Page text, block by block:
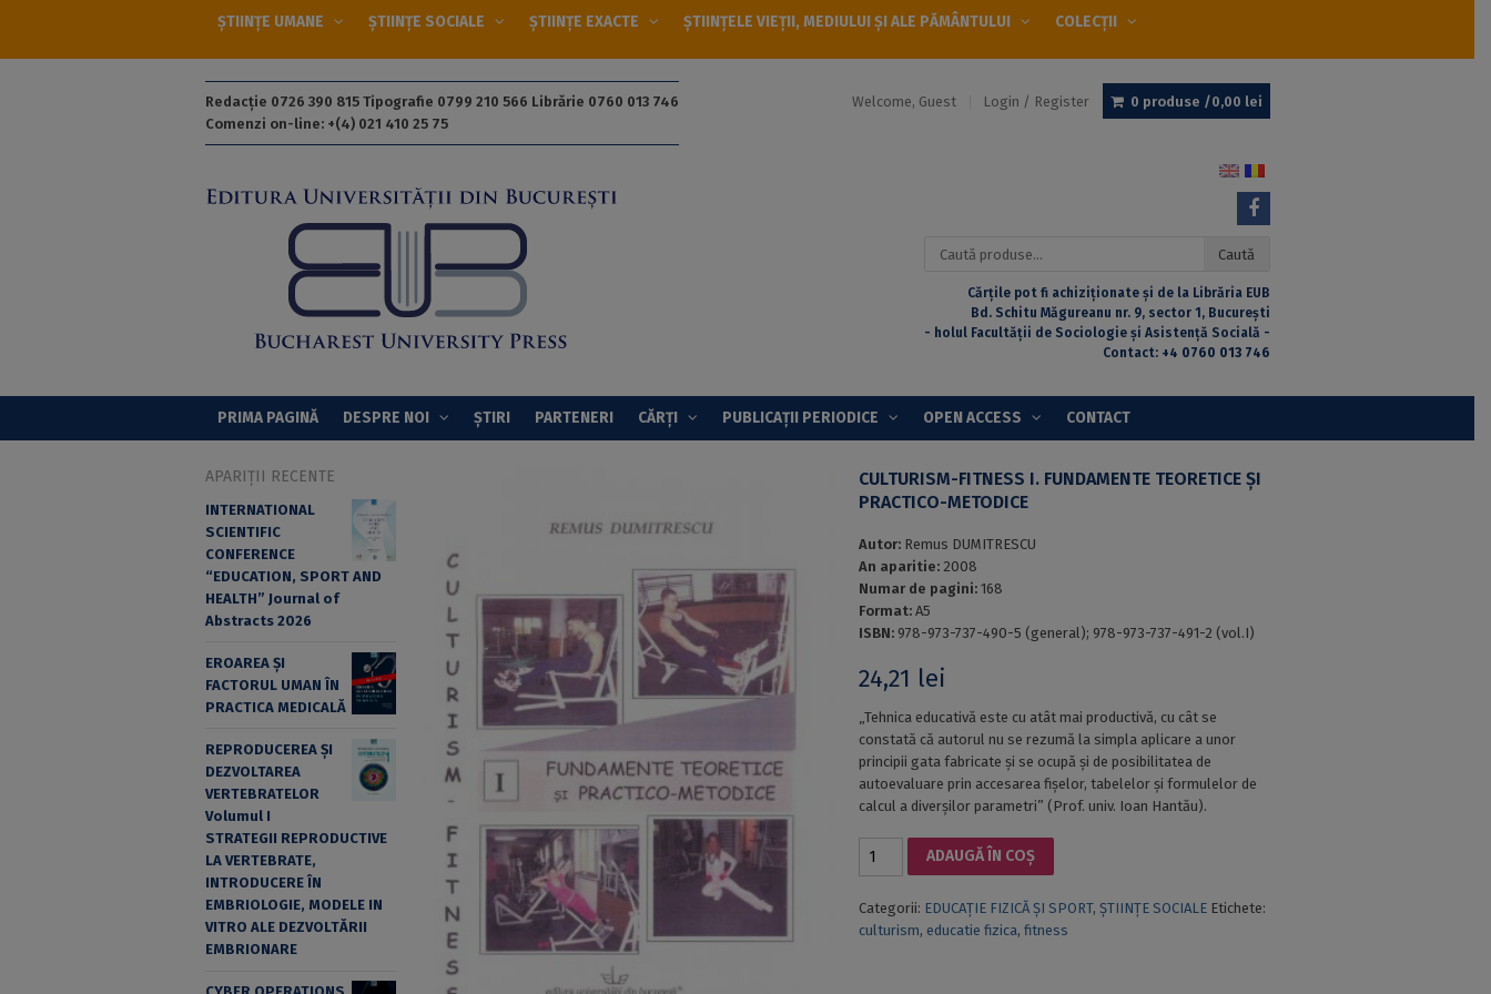
ȘTIINȚE UMANE ȘTIINȚE SOCIALE ȘTIINȚE EXACTE ȘTIINȚELE VIEȚII, MEDIULUI ȘI ALE PĂMÂNTULUI COLECȚII
Redacție 0726 390 815 Tipografie 0799 210 566 Librărie 0760 013 746
Comenzi on-line: +(4) 021 410 25 75
Welcome, Guest Login / Register 0 produse /0,00 lei
Caută
Caută
Cărțile pot fi achiziționate și de la Librăria EUB
Bd. Schitu Măgureanu nr. 9, sector 1, București
- holul Facultății de Sociologie și Asistență Socială -
Contact: +4 0760 013 746
PRIMA PAGINĂ DESPRE NOI ȘTIRI PARTENERI CĂRȚI PUBLICAȚII PERIODICE OPEN ACCESS CONTACT
CULTURISM-FITNESS I. FUNDAMENTE TEORETICE ȘI
PRACTICO-METODICE
Autor: Remus DUMITRESCU
An aparitie: 2008
Numar de pagini:168
Format:A5
ISBN: 978-973-737-490-5 (general); 978-973-737-491-2 (vol.I)
24,21 lei
„Tehnica educativă este cu atât mai productivă, cu cât se
constată că autorul nu se rezumă la simpla aplicare a unor
principii gata fabricate și se ocupă și de posibilitatea de
autoevaluare prin accesarea fișelor, tabelelor și formulelor de
calcul a diverșilor parametri” (Prof. univ. Ioan Hantău).
I.
FUNDAMENTE
ADAUGĂ ÎN COȘ
Categorii: EDUCAȚIE FIZICĂ ȘI SPORT,ȘTIINȚE SOCIALE Etichete:
culturism, educatie fizica,fitness
APARIȚII RECENTE
INTERNATIONAL
SCIENTIFIC
CONFERENCE
“EDUCATION, SPORT AND
HEALTH” Journal of
Abstracts 2026
EROAREA ȘI
FACTORUL UMAN ÎN
PRACTICA MEDICALĂ
REPRODUCEREA ȘI
DEZVOLTAREA
VERTEBRATELOR
Volumul I
STRATEGII REPRODUCTIVE
LA VERTEBRATE,
INTRODUCERE ÎN
EMBRIOLOGIE, MODELE IN
VITRO ALE DEZVOLTĂRII
EMBRIONARE